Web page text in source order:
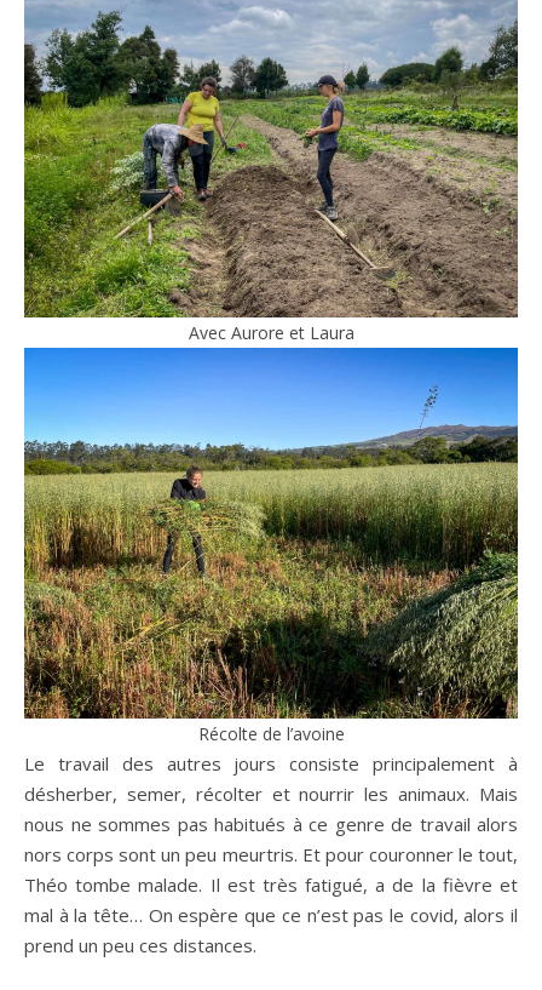
Avec Aurore et Laura
Récolte de l’avoine
Le travail des autres jours consiste principalement à
désherber, semer, récolter et nourrir les animaux. Mais
nous ne sommes pas habitués à ce genre de travail alors
nors corps sont un peu meurtris. Et pour couronner le tout,
Théo tombe malade. Il est très fatigué, a de la fièvre et
mal à la tête… On espère que ce n’est pas le covid, alors il
prend un peu ces distances.